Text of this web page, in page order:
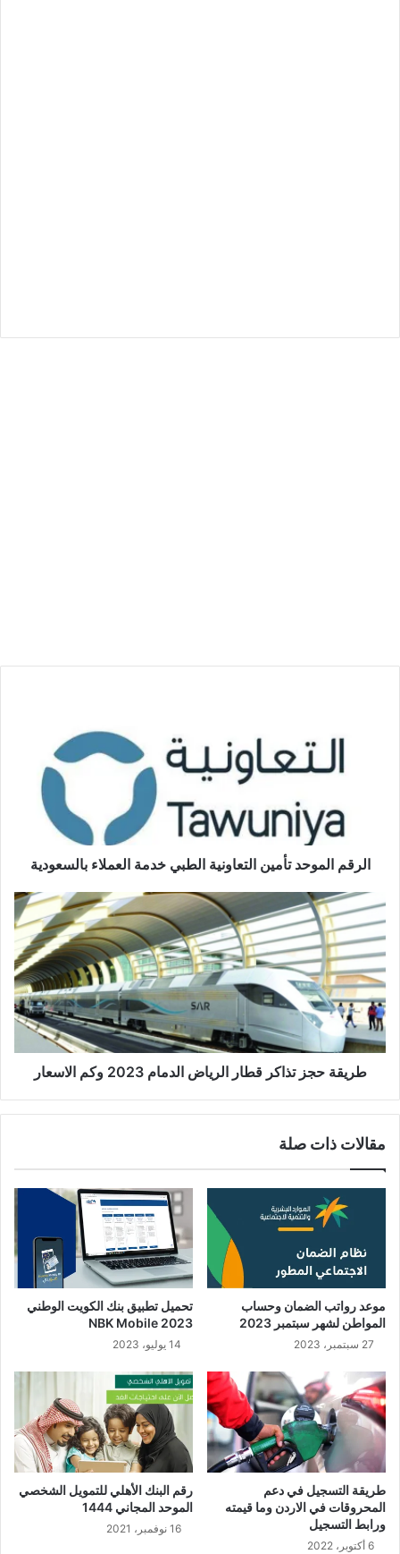
الرقم الموحد تأمين التعاونية الطبي خدمة العملاء بالسعودية
طريقة حجز تذاكر قطار الرياض الدمام 2023 وكم الاسعار
مقالات ذات صلة
موعد رواتب الضمان وحساب
المواطن لشهر سبتمبر 2023
27 سبتمبر، 2023
تحميل تطبيق بنك الكويت الوطني
NBK Mobile 2023
14 يوليو، 2023
طريقة التسجيل في دعم
المحروقات في الاردن وما قيمته
ورابط التسجيل
6 أكتوبر، 2022
رقم البنك الأهلي للتمويل الشخصي
الموحد المجاني 1444
16 نوفمبر، 2021